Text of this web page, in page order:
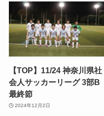
【TOP】11/24 神奈川県社
会人サッカーリーグ 3部B
最終節
2024年12月2日